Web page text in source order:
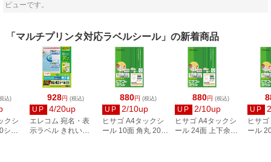
ビューです。
「マルチプリンタ対応ラベルシール」の新着商品
928円 (税込)
UP 4/20up
エレコム 宛名・表
示ラベル きれい貼
880円 (税込)
UP 2/10up
ヒサゴ A4タックシ
ール 10面 角丸 20シ
880円 (税込)
UP 2/10up
ヒサゴ A4タックシ
ール 24面 上下余白
UP
ヒサ
ール
込)
クシ
シー